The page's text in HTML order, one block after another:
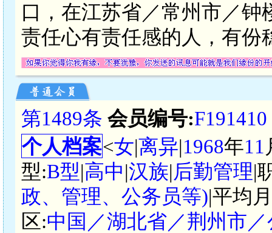
口，在江苏省／常州市／
责任心有责任感的人，有份
第1489条 会员编号:F191410
个人档案<女|离异|1968年11
型:B型|高中|汉族|后勤管理|
政、管理、公务员等)|平均
区:中国／湖北省／荆州市